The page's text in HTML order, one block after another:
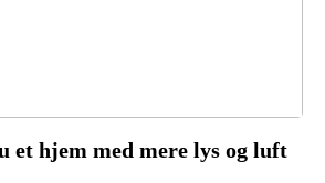
et hjem med mere lys og luft